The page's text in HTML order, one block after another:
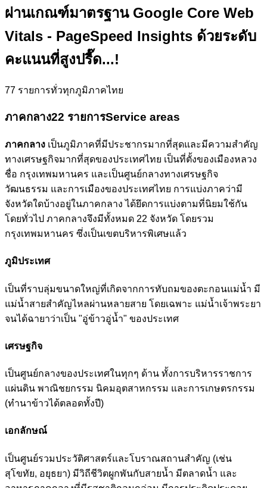
ผ่านเกณฑ์มาตรฐาน Google Core Web
Vitals - PageSpeed Insights ด้วยระดับ
คะแนนที่สูงปรี๊ด...!
77 รายการทั่วทุกภูมิภาคไทย
ภาคกลาง22 รายการService areas
ภาคกลาง เป็นภูมิภาคที่มีประชากรมากที่สุดและมีความสำคัญ
ทางเศรษฐกิจมากที่สุดของประเทศไทย เป็นที่ตั้งของเมืองหลวง
ชื่อ กรุงเทพมหานคร และเป็นศูนย์กลางทางเศรษฐกิจ
วัฒนธรรม และการเมืองของประเทศไทย การแบ่งภาคว่ามี
จังหวัดใดบ้างอยู่ในภาคกลาง ได้ยึดการแบ่งตามที่นิยมใช้กัน
โดยทั่วไป ภาคกลางจึงมีทั้งหมด 22 จังหวัด โดยรวม
กรุงเทพมหานคร ซึ่งเป็นเขตบริหารพิเศษแล้ว
ภูมิประเทศ
เป็นที่ราบลุ่มขนาดใหญ่ที่เกิดจากการทับถมของตะกอนแม่น้ำ มี
แม่น้ำสายสำคัญไหลผ่านหลายสาย โดยเฉพาะ แม่น้ำเจ้าพระยา
จนได้ฉายาว่าเป็น "อู่ข้าวอู่น้ำ" ของประเทศ
เศรษฐกิจ
เป็นศูนย์กลางของประเทศในทุกๆ ด้าน ทั้งการบริหารราชการ
แผ่นดิน พาณิชยกรรม นิคมอุตสาหกรรม และการเกษตรกรรม
(ทำนาข้าวได้ตลอดทั้งปี)
เอกลักษณ์
เป็นศูนย์รวมประวัติศาสตร์และโบราณสถานสำคัญ (เช่น
สุโขทัย, อยุธยา) มีวิถีชีวิตผูกพันกับสายน้ำ มีตลาดน้ำ และ